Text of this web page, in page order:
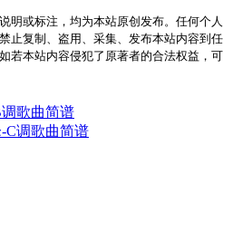
明或标注，均为本站原创发布。任何个人
止复制、盗用、采集、发布本站内容到任
若本站内容侵犯了原著者的合法权益，可
歌曲简谱
C调歌曲简谱